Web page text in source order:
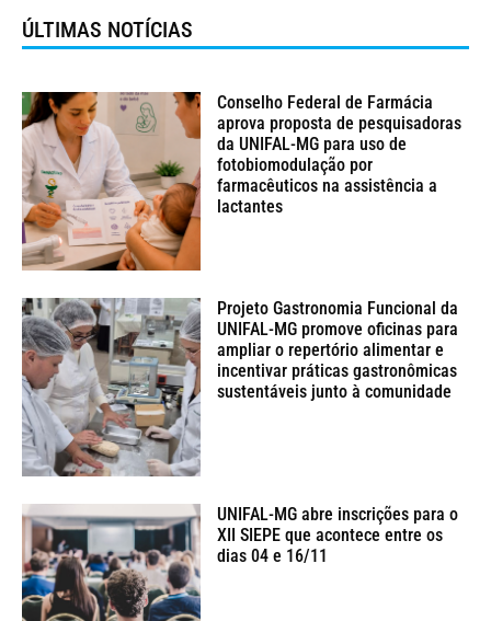
ÚLTIMAS NOTÍCIAS
Conselho Federal de Farmácia
aprova proposta de pesquisadoras
da UNIFAL-MG para uso de
fotobiomodulação por
farmacêuticos na assistência a
lactantes
Projeto Gastronomia Funcional da
UNIFAL-MG promove oficinas para
ampliar o repertório alimentar e
incentivar práticas gastronômicas
sustentáveis junto à comunidade
UNIFAL-MG abre inscrições para o
XII SIEPE que acontece entre os
dias 04 e 16/11